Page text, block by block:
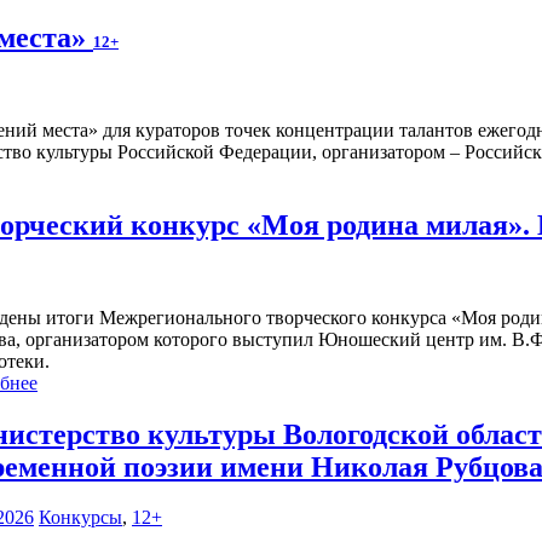
12+
места» для кураторов точек концентрации талантов
культуры Российской Федерации, организатором –
конкурс «Моя родина
итоги Межрегионального творческого конкурса «Моя
организатором которого выступил Юношеский центр им.
культуры Вологодской
поэзии имени Николая
Конкурсы, 12+